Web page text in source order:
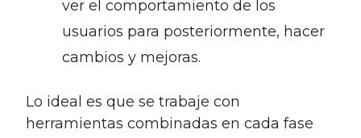
ver el comportamiento de los
usuarios para posteriormente, hacer
cambios y mejoras.
Lo ideal es que se trabaje con
herramientas combinadas en cada fase